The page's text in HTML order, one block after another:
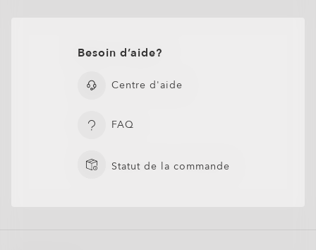
Besoin d’aide?
Centre d'aide
FAQ
Statut de la commande